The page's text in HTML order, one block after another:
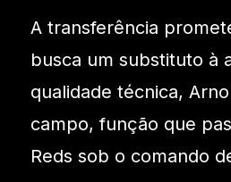
A transferência
busca um substituto à
qualidade técnica,
campo, função que
Reds sob o comando